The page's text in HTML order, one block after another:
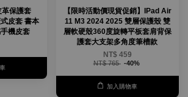
保護套
皮套 書本
機皮套
【限時活動價現貨促銷】IPad Air
11 M3 2024 2025 雙層保護殼 雙
層軟硬殼360度旋轉平板套肩背保
護套大支架多角度筆槽款
NT$ 459
NT$ 765 -40%
加入購物車